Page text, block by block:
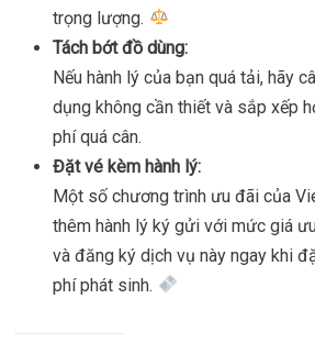
trọng lượng.
Tách bớt đồ dùng:
Nếu hành lý của bạn quá tải, hãy
dụng không cần thiết và sắp xếp
phí quá cân.
Đặt vé kèm hành lý:
Một số chương trình ưu đãi của
thêm hành lý ký gửi với mức giá
và đăng ký dịch vụ này ngay khi
phí phát sinh.